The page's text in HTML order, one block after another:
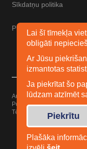
Sīkdatņu politika
Piekļūstamības
Autortiesības © 2026
Powered byWordPress
Tēma: Uku noElmastudio
Lai šī tīmekļa
obligāti
Ar Jūsu
izmantotas
Ja piekrītat šo
lūdzam atzīmēt
Piekrītu
Plašāka